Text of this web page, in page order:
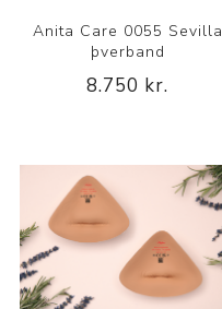
Anita Care 0055 Sevilla
þverband
8.750 kr.